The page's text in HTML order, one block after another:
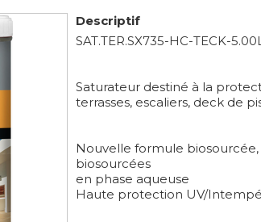
Descriptif
SAT.TER.SX735-HC-TECK-
Saturateur destiné à la
terrasses, escaliers, deck de
Nouvelle formule
biosourcées
en phase aqueuse
Haute protection UV/